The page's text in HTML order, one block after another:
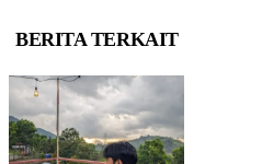
BERITA TERKAIT